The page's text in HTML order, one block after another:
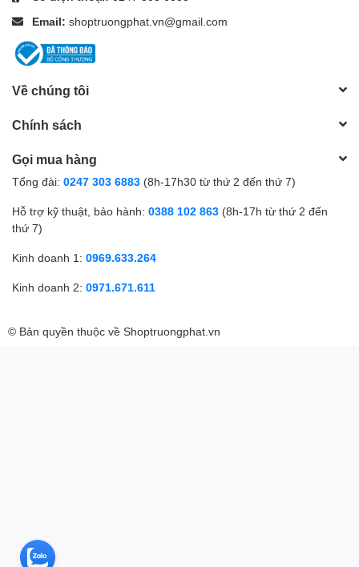
Email: shoptruongphat.vn@gmail.com
Về chúng tôi
Chính sách
Gọi mua hàng
Tổng đài: 0247 303 6883 (8h-17h30 từ thứ 2 đến thứ 7)
Hỗ trợ kỹ thuật, bảo hành: 0388 102 863 (8h-17h từ thứ 2 đến
thứ 7)
Kinh doanh 1: 0969.633.264
Kinh doanh 2: 0971.671.611
© Bản quyền thuộc về Shoptruongphat.vn